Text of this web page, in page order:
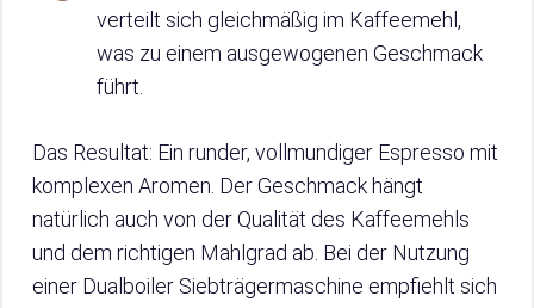
verteilt sich gleichmäßig im Kaffeemehl,
was zu einem ausgewogenen Geschmack
führt.
Das Resultat: Ein runder, vollmundiger Espresso mit
komplexen Aromen. Der Geschmack hängt
natürlich auch von der Qualität des Kaffeemehls
und dem richtigen Mahlgrad ab. Bei der Nutzung
einer Dualboiler Siebträgermaschine empfiehlt sich